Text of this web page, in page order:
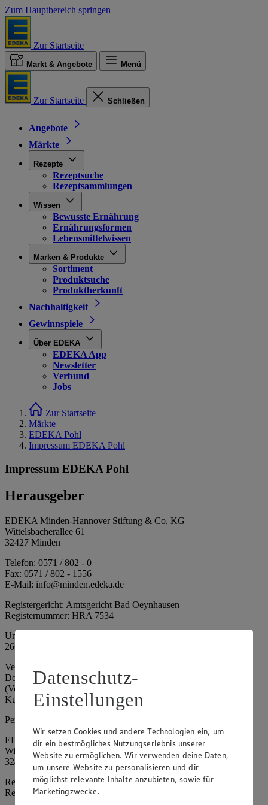
Zum Hauptbereich springen
Zur Startseite
Markt & Angebote Menü
Zur Startseite Schließen
Angebote
Märkte
Rezepte
Rezeptsuche
Rezeptsammlungen
Wissen
Bewusste Ernährung
Ernährungsformen
Lebensmittelwissen
Marken & Produkte
Sortiment
Produktsuche
Produktherkunft
Nachhaltigkeit
Gewinnspiele
Über EDEKA
EDEKA App
Newsletter
Verbund
Jobs
Zur Startseite
Märkte
EDEKA Pohl
Impressum EDEKA Pohl
Impressum EDEKA Pohl
Herausgeber
EDEKA Minden-Hannover Stiftung & Co. KG
Wittelsbacherallee 61
32427 Minden
Telefon: 0571 / 802 - 0
Fax: 0571 / 802 - 1556
E-Mail: info@minden.edeka.de
Registergericht: Amtsgericht Bad Oeynhausen
Registernummer: HRA 7534
Umsatzsteuer-Identifikationsnummer gem. § 27a UStG: DE
266067317
Vertretungsberechtigte: Mark Rosenkranz (Sprecher), Eileen
Dominique Klingsiek (Vorstandsmitglied), Ulf-U. Plath
(Vorstandsmitglied), Stephan Wohler (Vorstandsmitglied), Marc
Kuhlmann (Aufsichtsratsvorsitzender)
Persönlich haftende Gesellschafterin:
EDEKA Minden-Hannover Holding GmbH
Wittelsbacherallee 61
32427 Minden
Registergericht: Amtsgericht Bad Oeynhausen
Registernummer: HRB 4086
Datenschutz-
Einstellungen
Wir setzen Cookies und andere Technologien ein, um
dir ein bestmögliches Nutzungserlebnis unserer
Website zu ermöglichen. Wir verwenden deine Daten,
um unsere Website zu personalisieren und dir
möglichst relevante Inhalte anzubieten, sowie für
Marketingzwecke.